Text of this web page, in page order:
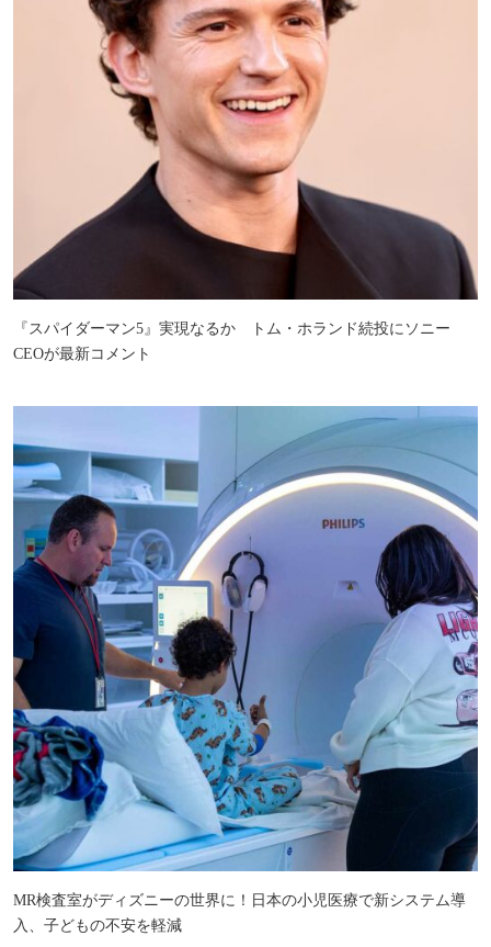
『スパイダーマン5』実現なるか トム・ホランド続投にソニー
CEOが最新コメント
MR検査室がディズニーの世界に！日本の小児医療で新システム導
入、子どもの不安を軽減